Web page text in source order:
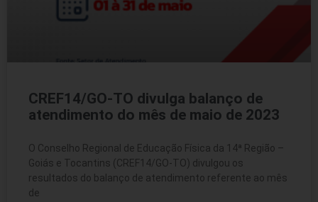
CREF14/GO-TO divulga balanço de
atendimento do mês de maio de 2023
O Conselho Regional de Educação Física da 14ª Região –
Goiás e Tocantins (CREF14/GO-TO) divulgou os
resultados do balanço de atendimento referente ao mês
de